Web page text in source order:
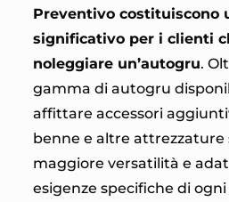
Preventivo costituiscono
significativo per i clienti
noleggiare un’autogru.
gamma di autogru
affittare accessori
benne e altre attrezzature
maggiore versatilità e
esigenze specifiche di